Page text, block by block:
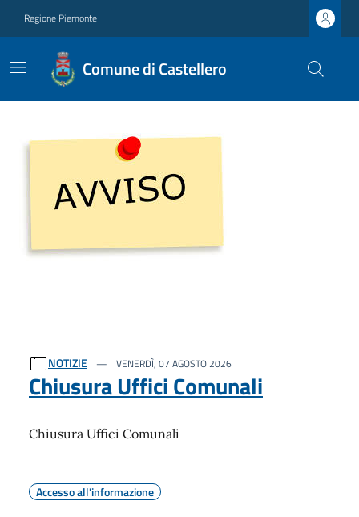
Regione Piemonte
Comune di Castellero
NOTIZIE VENERDÌ, 07 AGOSTO 2026
Chiusura Uffici Comunali
Chiusura Uffici Comunali
Accesso all'informazione